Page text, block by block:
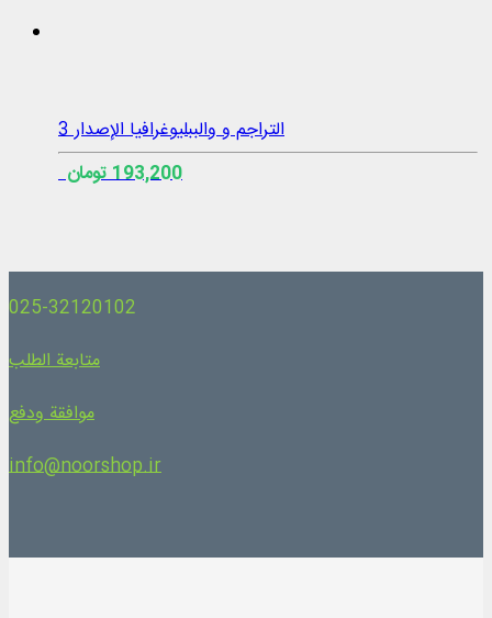
التراجم و والببليوغرافيا الإصدار 3
193,200 تومان
025-32120102
متابعة الطلب
موافقة ودفع
info@noorshop.ir